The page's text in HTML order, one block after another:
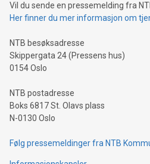
Vil du sende en pressemelding fra
Her finner du mer informasjon om
NTB besøksadresse
Skippergata 24 (Pressens hus)
0154 Oslo
NTB postadresse
Boks 6817 St. Olavs plass
N-0130 Oslo
Følg pressemeldinger fra NTB